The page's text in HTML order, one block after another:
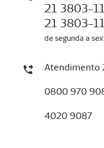
21 3803-
21 3803-
de segunda a
Atendimento
0800 970
4020 9087